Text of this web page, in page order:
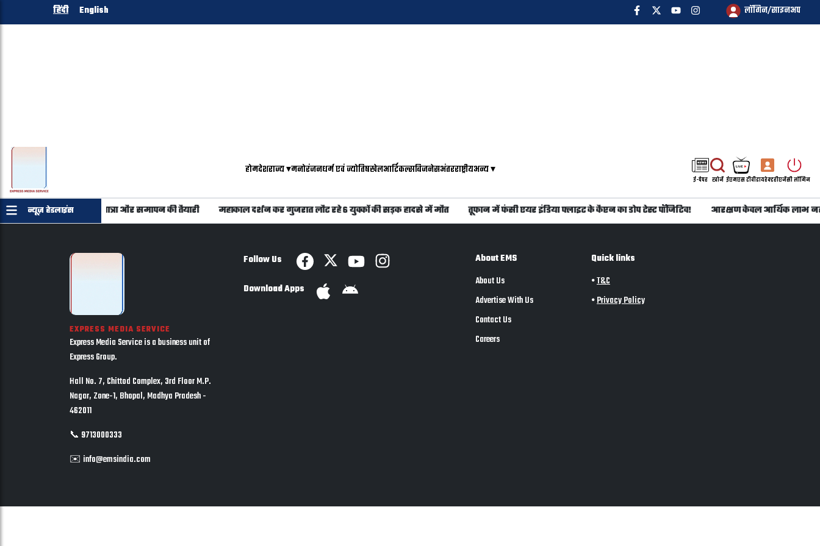
हिंदी English लॉगिन/साइनअप
होमदेशराज्य▾मनोरंजनधर्म एवं ज्योतिषखेलआर्टिकल्सबिजनेसअंतरराष्ट्रीयअन्य▾
ई-पेपर खोजें ईएमएस टीवीडायरेक्टरीएजेंसी लॉगिन
न्यूज़ हेडलाइंस
छड़ी मुबारक की भव्य यात्रा और समापन की तैयारी महाकाल दर्शन कर गुजरात लौट रहे 6 युवकों की सड़क हादसे में मौत तूफान में फंसी एयर इंडिया फ्लाइट के कैप्टन का डोप टेस्ट पॉजिटिव! आरक्षण केवल आर्थिक लाभ
EXPRESS MEDIA SERVICE
Express Media Service is a business unit of
Express Group.
Hall No. 7, Chittod Complex, 3rd Floor M.P.
Nagar, Zone-1, Bhopal, Madhya Pradesh -
462011
📞 9713000333
✉️ info@emsindia.com
Follow Us
Download Apps
About EMS
About Us
Advertise With Us
Contact Us
Careers
Quick links
•T&C
•Privacy Policy